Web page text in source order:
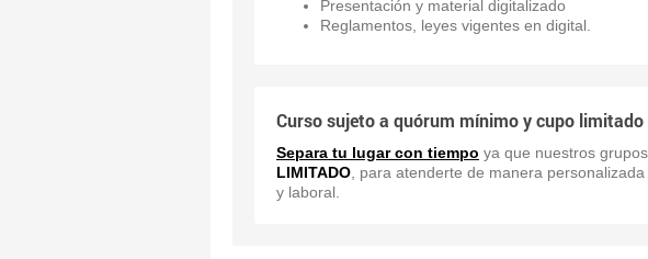
Presentación y material digitalizado
Reglamentos, leyes vigentes en digital.
Curso sujeto a quórum mínimo y cupo limitado
Separa tu lugar con tiempo ya que nuestros
LIMITADO, para atenderte de manera
y laboral.